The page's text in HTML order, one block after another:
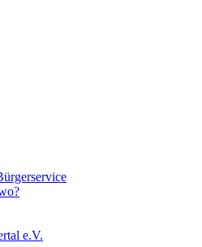
e.V.